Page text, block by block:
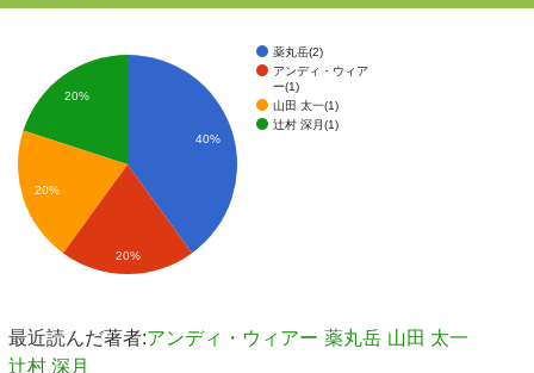
薬丸岳(2)
アンディ・ウィア
ー(1)
山田 太一(1)
辻村 深月(1)
40%
20%
20%
20%
最近読んだ著者:アンディ・ウィアー 薬丸岳 山田 太一
辻村 深月